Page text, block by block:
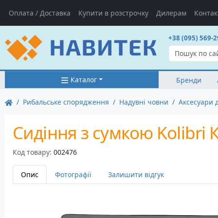
Оплата / Доставка Купити в розстрочку Дилерам
+38 (095) 569-
Каталог Бренди
Рибальське спорядження Надувні човни Аксесуари
Сидіння з сумкою Kolibri
Код товару: 002476
Опис Фотографії Залишити відгук